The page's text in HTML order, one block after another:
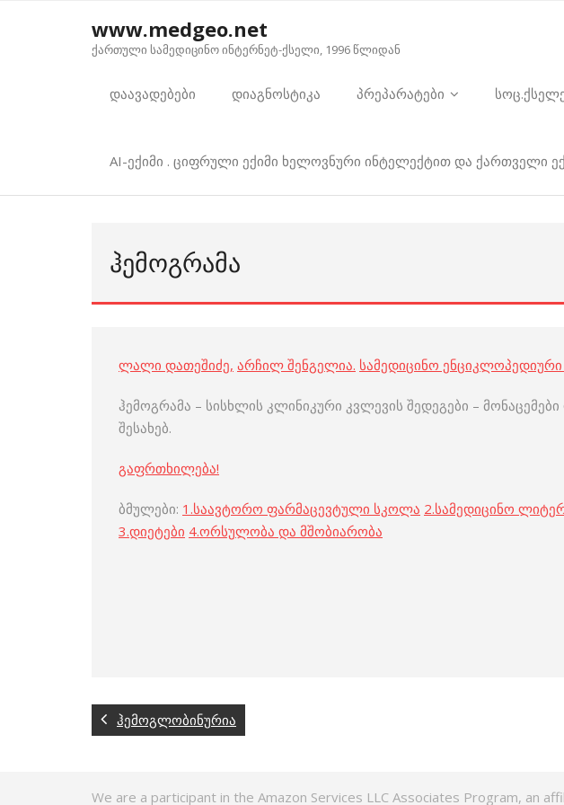
www.medgeo.net
ქართული სამედიცინო ინტერნეტ-ქსელი, 1996 წლიდან
დაავადებები დიაგნოსტიკა პრეპარატები
AI-ექიმი . ციფრული ექიმი ხელოვნური ინტელექტით და ქართველი
ᲰᲔᲛᲝᲒᲠᲐᲛᲐ
ლალი დათეშიძე, არჩილ შენგელია. სამედიცინო
ჰემოგრამა – სისხლის კლინიკური კვლევის შედეგები –
შესახებ.
გაფრთხილება!
ბმულები: 1.საავტორო ფარმაცევტული სკოლა 2.სამედიცინო
3.დიეტები 4.ორსულობა და მშობიარობა
ჰემოგლობინურია
We are a participant in the Amazon Services LLC Associates Program, an